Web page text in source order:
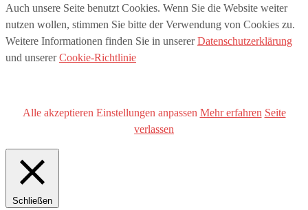
Auch unsere Seite benutzt Cookies. Wenn Sie die Website weiter
nutzen wollen, stimmen Sie bitte der Verwendung von Cookies zu.
Weitere Informationen finden Sie in unsererDatenschutzerklärung
und unsererCookie-Richtlinie
Alle akzeptieren Einstellungen anpassen Mehr erfahren Seite
verlassen
Schließen